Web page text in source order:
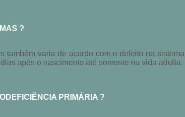
?
também varia de acordo com o defeito no sistema
após o nascimento até somente na vida adulta.
PRIMÁRIA ?